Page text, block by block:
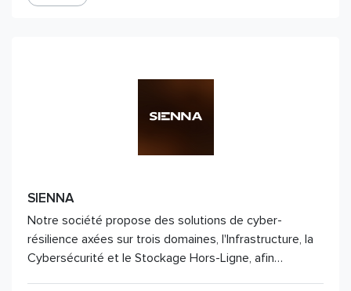
SIENNA
Notre société propose des solutions de cyber-
résilience axées sur trois domaines, l'Infrastructure, la
Cybersécurité et le Stockage Hors-Ligne, afin…